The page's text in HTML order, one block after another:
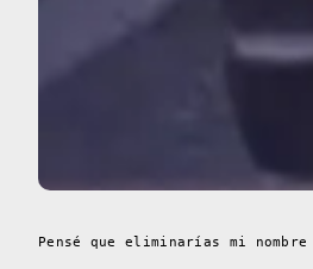
Pensé que eliminarías mi